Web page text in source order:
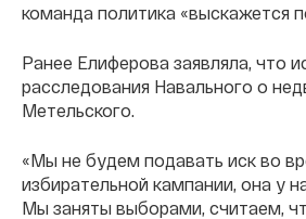
команда политика «выскажется
Ранее Елиферова заявляла, что
расследования Навального о
Метельского.
«Мы не будем подавать иск во
избирательной кампании, она у
Мы заняты выборами, считаем,